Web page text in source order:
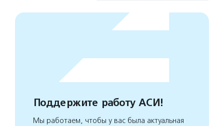
Поддержите работу АСИ!
Мы работаем, чтобы у вас была актуальная